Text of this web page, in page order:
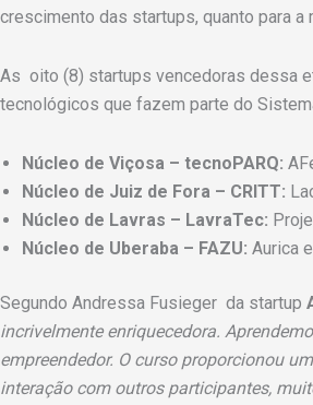
crescimento das startups, quanto para
As oito (8) startups vencedoras dessa
tecnológicos que fazem parte do
Núcleo de Viçosa – tecnoPARQ:
Núcleo de Juiz de Fora – CRITT:
Núcleo de Lavras – LavraTec:
Núcleo de Uberaba – FAZU: Aurica
Segundo Andressa Fusieger da startup
incrivelmente enriquecedora.
empreendedor. O curso proporcionou
interação com outros participantes,